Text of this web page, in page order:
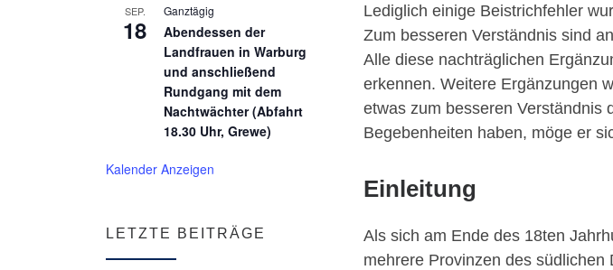
Lediglich einige Beistrichfehler
Zum besseren Verständnis sind
Alle diese nachträglichen
erkennen. Weitere Ergänzungen
etwas zum besseren Verständnis
Begebenheiten haben, möge er
Einleitung
Als sich am Ende des 18ten
mehrere Provinzen des
SEP.
18
Ganztägig
Abendessen der
Landfrauen in Warburg
und anschließend
Rundgang mit dem
Nachtwächter (Abfahrt
18.30 Uhr, Grewe)
Kalender Anzeigen
LETZTE BEITRÄGE